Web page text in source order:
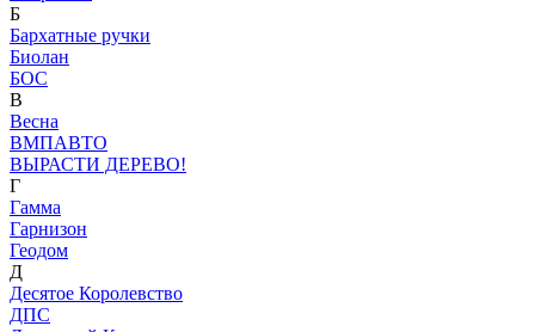
Б
Бархатные ручки
Биолан
БОС
В
Весна
ВМПАВТО
ВЫРАСТИ ДЕРЕВО!
Г
Гамма
Гарнизон
Геодом
Д
Десятое Королевство
ДПС